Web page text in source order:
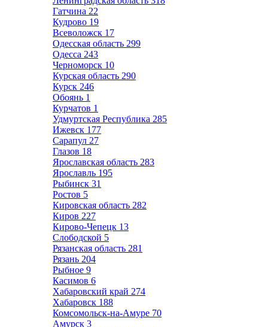
Гатчина 22
Кудрово 19
Всеволожск 17
Одесская область 299
Одесса 243
Черноморск 10
Курская область 290
Курск 246
Обоянь 1
Курчатов 1
Удмуртская Республика 285
Ижевск 177
Сарапул 27
Глазов 18
Ярославская область 283
Ярославль 195
Рыбинск 31
Ростов 5
Кировская область 282
Киров 227
Кирово-Чепецк 13
Слободской 5
Рязанская область 281
Рязань 204
Рыбное 9
Касимов 6
Хабаровский край 274
Хабаровск 188
Комсомольск-на-Амуре 70
Амурск 3